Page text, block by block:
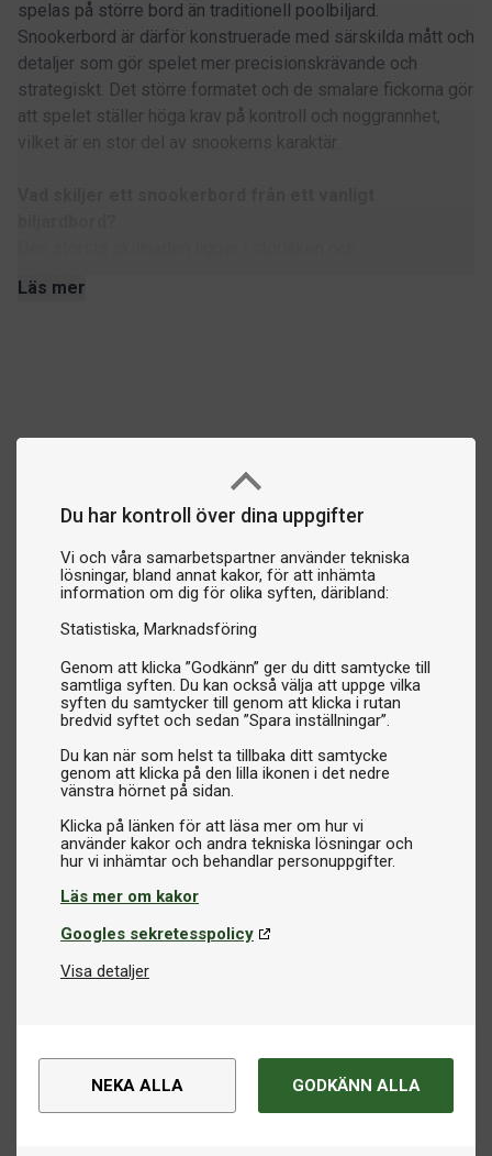
Du har kontroll över dina uppgifter
Vi och våra samarbetspartner använder tekniska
lösningar, bland annat kakor, för att inhämta
information om dig för olika syften, däribland:
Statistiska Marknadsföring
Genom att klicka ”Godkänn” ger du ditt samtycke till
samtliga syften. Du kan också välja att uppge vilka
syften du samtycker till genom att klicka i rutan
bredvid syftet och sedan ”Spara inställningar”.
Du kan när som helst ta tillbaka ditt samtycke
genom att klicka på den lilla ikonen i det nedre
vänstra hörnet på sidan.
Klicka på länken för att läsa mer om hur vi
använder kakor och andra tekniska lösningar och
Läs mer om kakor
Googles sekretesspolicy
Visa detaljer
NEKA ALLA GODKÄNN ALLA
spelas på större bord än traditionell poolbiljard.
Snookerbord är därför konstruerade med särskilda mått och
detaljer som gör spelet mer precisionskrävande och
strategiskt. Det större formatet och de smalare fickorna gör
att spelet ställer höga krav på kontroll och noggrannhet,
vilket är en stor del av snookerns karaktär.
Smalare fickor
utmanande och kräver hög precision
Snookerbord är tillverkade med tjockt och högklassigt
skiffer för att ge en jämn och exakt spelupplevelse
För spelrum och snookerentusiaster
Snookerbord används ofta i dedikerade spelrum där det
finns gott om plats runt bordet. De passar särskilt bra för:
✔ Spelrum i hemmet
✔ Klubbar och föreningar
✔ Hotell och exklusiva spelmiljöer
✔ Biljardhallar
Hitta rätt snookerbord
och hög kvalitet från etablerade tillverkare. Borden är
utvecklade för att ge en autentisk snookerupplevelse med
rätt proportioner och spelkänsla.
Läs mer